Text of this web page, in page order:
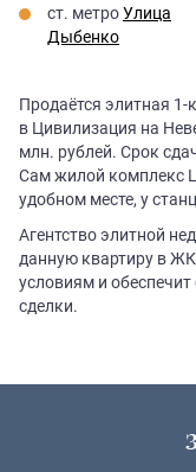
ст. метроУлица
Дыбенко
Продаётся элитная
в Цивилизация на
млн. рублей. Срок
Сам жилой комплекс
удобном месте, у
Агентство элитной
данную квартиру в
условиям и
сделки.